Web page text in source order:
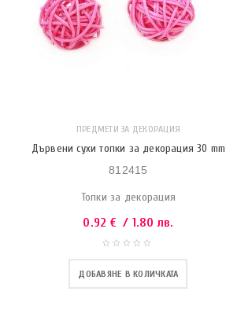
ПРЕДМЕТИ ЗА ДЕКОРАЦИЯ
Дървени сухи топки за декорация 30 mm
812415
Топки за декорация
0.92 € / 1.80 лв.
ДОБАВЯНЕ В КОЛИЧКАТА